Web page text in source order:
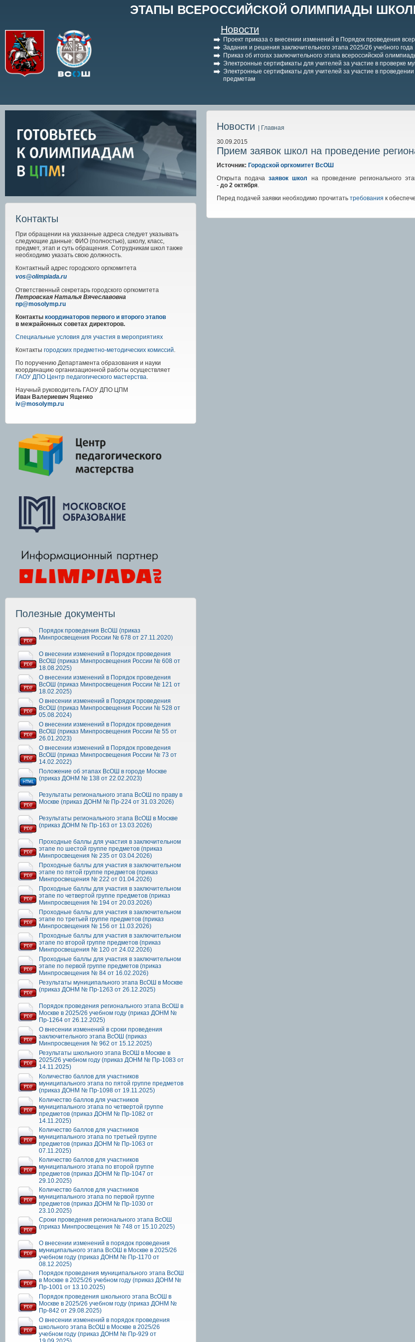
ЭТАПЫ ВСЕРОССИЙСКОЙ ОЛИМПИАДЫ
Новости
Проект приказа о внесении изменений в Порядок проведения
Задания и решения заключительного этапа 2025/26 учебного года
Приказ об итогах заключительного этапа всероссийской
Электронные сертификаты для учителей за участие в проверке
Электронные сертификаты для учителей за участие в
предметам
Контакты
При обращении на указанные адреса следует указывать
следующие данные: ФИО (полностью), школу, класс,
предмет, этап и суть обращения. Сотрудникам школ также
необходимо указать свою должность.
Контактный адрес городского оргкомитета
vos@olimpiada.ru
Ответственный секретарь городского оргкомитета
Петровская Наталья Вячеславовна
np@mosolymp.ru
Контакты координаторов первого и второго этапов
в межрайонных советах директоров.
Специальные условия для участия в мероприятиях
Контакты городских предметно-методических комиссий.
По поручению Департамента образования и науки
координацию организационной работы осуществляет
ГАОУ ДПО Центр педагогического мастерства.
Научный руководитель ГАОУ ДПО ЦПМ
Иван Валериевич Ященко
iv@mosolymp.ru
Полезные документы
Порядок проведения ВсОШ (приказ
Минпросвещения России № 678 от 27.11.2020)
О внесении изменений в Порядок проведения
ВсОШ (приказ Минпросвещения России № 608 от
18.08.2025)
О внесении изменений в Порядок проведения
ВсОШ (приказ Минпросвещения России № 121 от
18.02.2025)
О внесении изменений в Порядок проведения
ВсОШ (приказ Минпросвещения России № 528 от
05.08.2024)
О внесении изменений в Порядок проведения
ВсОШ (приказ Минпросвещения России № 55 от
26.01.2023)
О внесении изменений в Порядок проведения
ВсОШ (приказ Минпросвещения России № 73 от
14.02.2022)
Положение об этапах ВсОШ в городе Москве
(приказ ДОНМ № 138 от 22.02.2023)
Результаты регионального этапа ВсОШ по праву в
Москве (приказ ДОНМ № Пр-224 от 31.03.2026)
Результаты регионального этапа ВсОШ в Москве
(приказ ДОНМ № Пр-163 от 13.03.2026)
Проходные баллы для участия в заключительном
этапе по шестой группе предметов (приказ
Минпросвещения № 235 от 03.04.2026)
Проходные баллы для участия в заключительном
этапе по пятой группе предметов (приказ
Минпросвещения № 222 от 01.04.2026)
Проходные баллы для участия в заключительном
этапе по четвертой группе предметов (приказ
Минпросвещения № 194 от 20.03.2026)
Проходные баллы для участия в заключительном
этапе по третьей группе предметов (приказ
Минпросвещения № 156 от 11.03.2026)
Проходные баллы для участия в заключительном
этапе по второй группе предметов (приказ
Минпросвещения № 120 от 24.02.2026)
Проходные баллы для участия в заключительном
этапе по первой группе предметов (приказ
Минпросвещения № 84 от 16.02.2026)
Результаты муниципального этапа ВсОШ в Москве
(приказ ДОНМ № Пр-1263 от 26.12.2025)
Порядок проведения регионального этапа ВсОШ в
Москве в 2025/26 учебном году (приказ ДОНМ №
Пр-1264 от 26.12.2025)
О внесении изменений в сроки проведения
заключительного этапа ВсОШ (приказ
Минпросвещения № 962 от 15.12.2025)
Результаты школьного этапа ВсОШ в Москве в
2025/26 учебном году (приказ ДОНМ № Пр-1083 от
14.11.2025)
Количество баллов для участников
муниципального этапа по пятой группе предметов
(приказ ДОНМ № Пр-1098 от 19.11.2025)
Количество баллов для участников
муниципального этапа по четвертой группе
предметов (приказ ДОНМ № Пр-1082 от
14.11.2025)
Количество баллов для участников
муниципального этапа по третьей группе
предметов (приказ ДОНМ № Пр-1063 от
07.11.2025)
Количество баллов для участников
муниципального этапа по второй группе
предметов (приказ ДОНМ № Пр-1047 от
29.10.2025)
Количество баллов для участников
муниципального этапа по первой группе
предметов (приказ ДОНМ № Пр-1030 от
23.10.2025)
Сроки проведения регионального этапа ВсОШ
(приказ Минпросвещения № 748 от 15.10.2025)
О внесении изменений в порядок проведения
муниципального этапа ВсОШ в Москве в 2025/26
учебном году (приказ ДОНМ № Пр-1170 от
08.12.2025)
Порядок проведения муниципального этапа ВсОШ
в Москве в 2025/26 учебном году (приказ ДОНМ №
Пр-1001 от 13.10.2025)
Порядок проведения школьного этапа ВсОШ в
Москве в 2025/26 учебном году (приказ ДОНМ №
Пр-842 от 29.08.2025)
О внесении изменений в порядок проведения
школьного этапа ВсОШ в Москве в 2025/26
учебном году (приказ ДОНМ № Пр-929 от
Новости
| Главная
30.09.2015
Прием заявок школ на проведение
Источник: Городской оргкомитет ВсОШ
Открыта подачазаявок школ
на проведение регионального
- до 2 октября.
Перед подачей заявки необходимо прочитать требования к